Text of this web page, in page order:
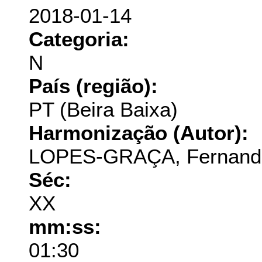
2018-01-14
Categoria:
N
País (região):
PT (Beira Baixa)
Harmonização (Autor):
LOPES-GRAÇA,
Séc:
XX
mm:ss:
01:30